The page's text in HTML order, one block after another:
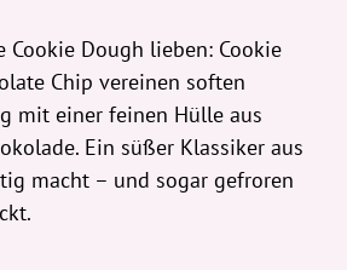
Cookie Dough lieben: Cookie
Chip vereinen soften
mit einer feinen Hülle aus
Ein süßer Klassiker aus
macht – und sogar gefroren